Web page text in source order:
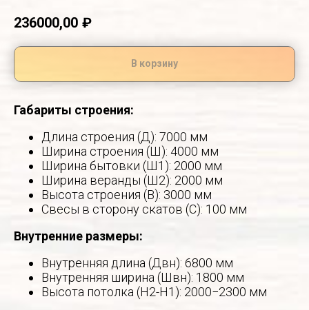
236000,00 ₽
В корзину
Габариты строения:
Длина строения (Д): 7000 мм
Ширина строения (Ш): 4000 мм
Ширина бытовки (Ш1): 2000 мм
Ширина веранды (Ш2): 2000 мм
Высота строения (В): 3000 мм
Свесы в сторону скатов (С): 100 мм
Внутренние размеры:
Внутренняя длина (Двн): 6800 мм
Внутренняя ширина (Швн): 1800 мм
Высота потолка (Н2-Н1): 2000−2300 мм